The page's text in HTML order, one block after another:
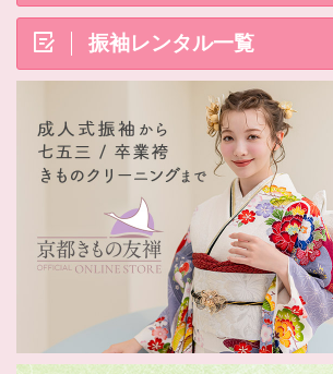
振袖レンタル一覧